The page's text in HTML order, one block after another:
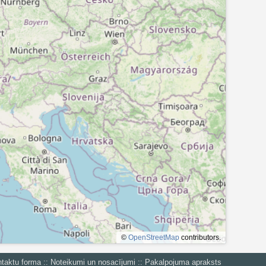
© OpenStreetMapcontributors.
forma :: Noteikumi un nosacījumi :: Pakalpojuma apraksts